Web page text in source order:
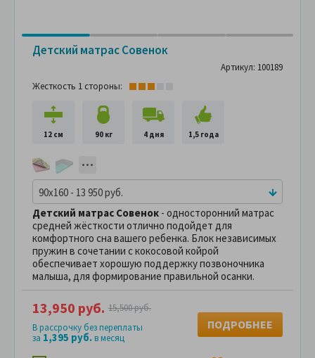
Детский матрас Совенок
Артикул: 100189
Жесткость 1 стороны:
12 см 90 кг 4 дня 1,5 года
90x160 - 13 950 руб.
Детский матрас Совенок - односторонний матрас
средней жёсткости отлично подойдет для
комфортного сна вашего ребенка. Блок независимых
пружин в сочетании с кокосовой койрой
обеспечивает хорошую поддержку позвоночника
малыша, для формирование правильной осанки.
13,950 руб. 15,500 руб.
В рассрочку без переплаты
за 1,395 руб.в месяц
ПОДРОБНЕЕ